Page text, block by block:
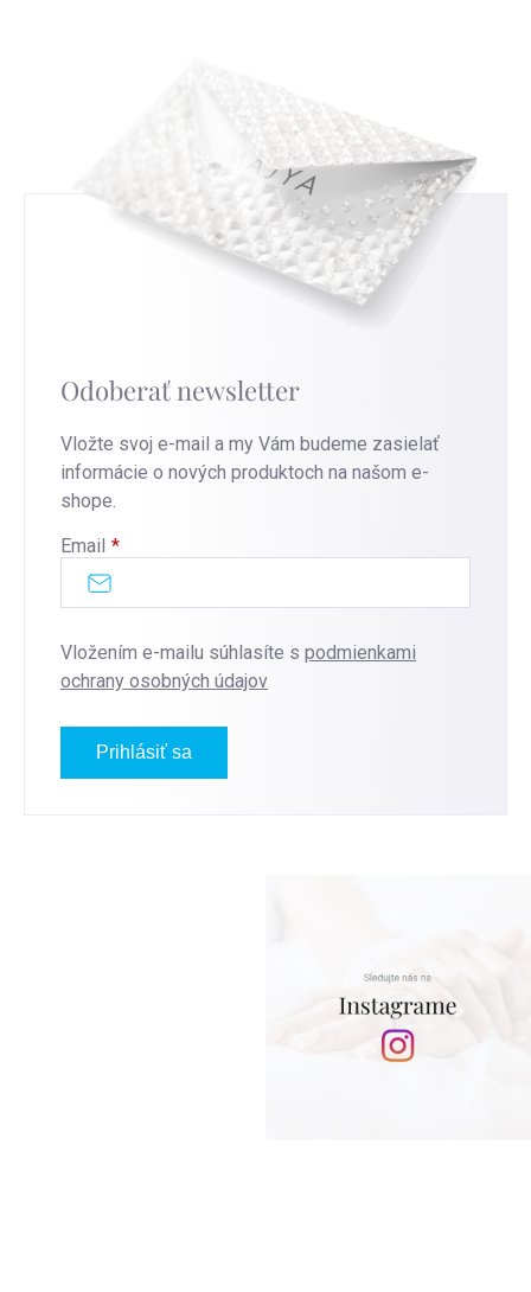
Odoberať newsletter
Vložte svoj e-mail a my Vám budeme zasielať
informácie o nových produktoch na našom e-
shope.
Email
Vložením e-mailu súhlasíte s podmienkami
ochrany osobných údajov
Prihlásiť sa